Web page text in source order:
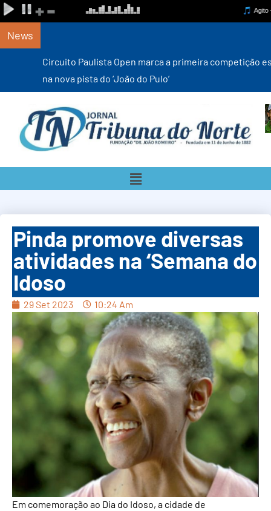
News
Circuito Paulista Open marca a primeira competição estadual
na nova pista do ‘João do Pulo’
Pinda promove diversas
atividades na ‘Semana do
Idoso
29 Set 2023 10:24 Am
Em comemoração ao Dia do Idoso, a cidade de